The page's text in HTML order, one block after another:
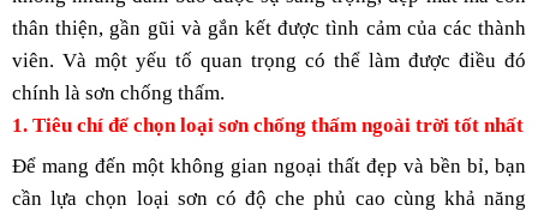
thân thiện, gần gũi và gắn kết được tình cảm của các thành
viên. Và một yếu tố quan trọng có thể làm được điều đó
chính là sơn chống thấm.
1. Tiêu chí để chọn loại sơn chống thấm ngoài trời tốt nhất
Để mang đến một không gian ngoại thất đẹp và bền bỉ, bạn
cần lựa chọn loại sơn có độ che phủ cao cùng khả năng